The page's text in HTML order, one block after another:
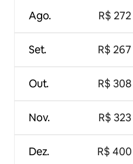
Ago.
Set.
Out.
Nov.
Dez.
R$ 272
R$ 267
R$ 308
R$ 323
R$ 400